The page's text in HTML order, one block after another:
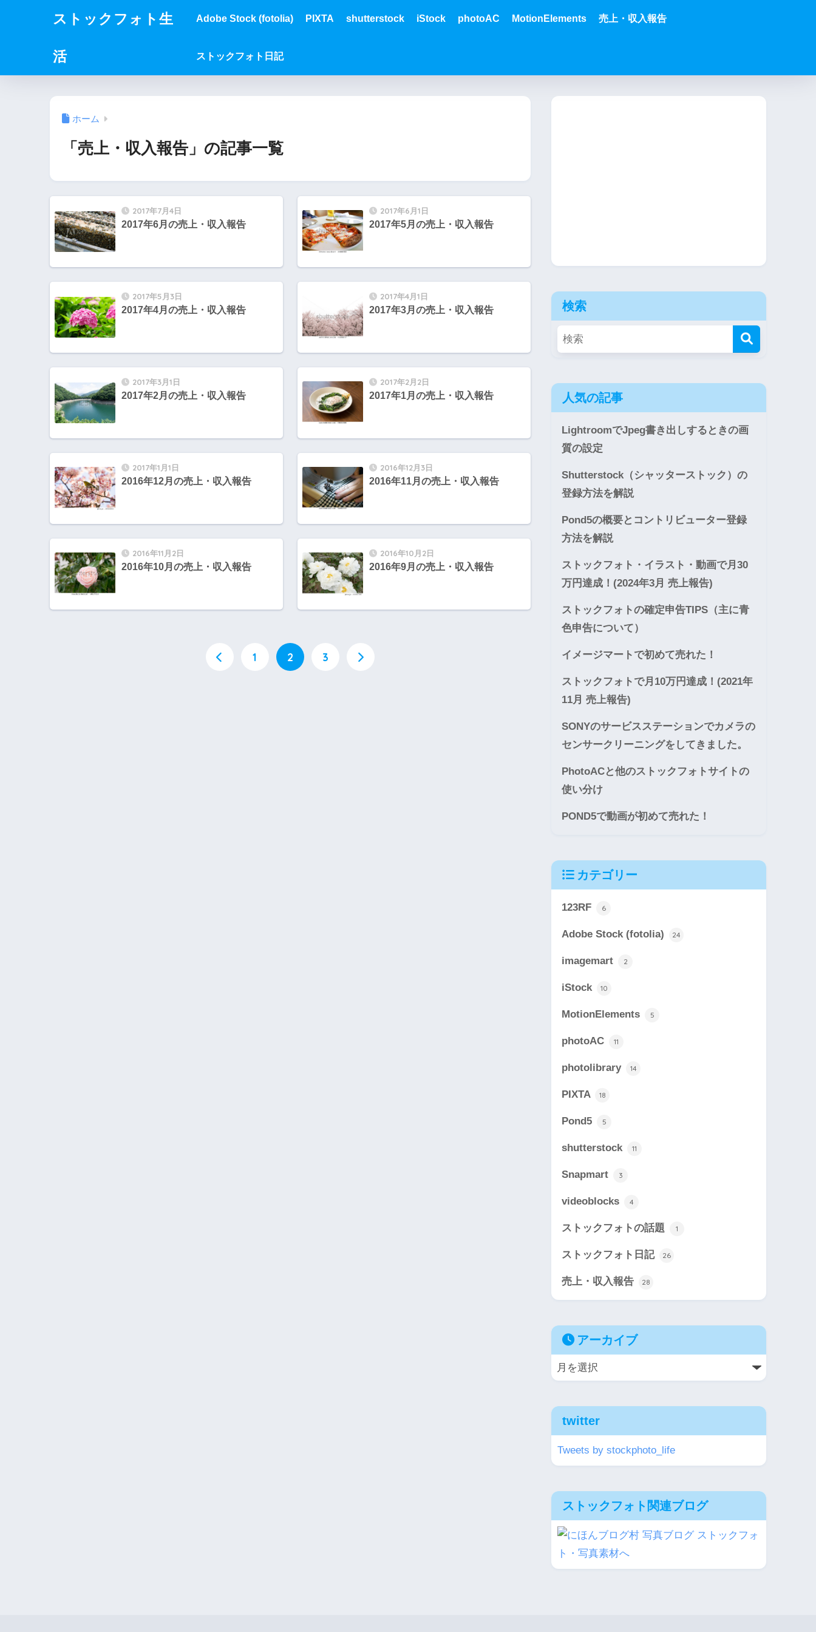
ストックフォト生
活
Adobe Stock (fotolia) PIXTA shutterstock iStock photoAC MotionElements 売上・収入報告
ストックフォト日記
ホーム
「売上・収入報告」の記事一覧
2017年7月4日
2017年6月の売上・収入報告
2017年6月1日
2017年5月の売上・収入報告
2017年5月3日
2017年4月の売上・収入報告
2017年4月1日
2017年3月の売上・収入報告
2017年3月1日
2017年2月の売上・収入報告
2017年2月2日
2017年1月の売上・収入報告
2017年1月1日
2016年12月の売上・収入報告
2016年12月3日
2016年11月の売上・収入報告
2016年11月2日
2016年10月の売上・収入報告
2016年10月2日
2016年9月の売上・収入報告
1 2 3
検索
人気の記事
LightroomでJpeg書き出しするときの画
質の設定
Shutterstock（シャッターストック）の
登録方法を解説
Pond5の概要とコントリビューター登録
方法を解説
ストックフォト・イラスト・動画で月30
万円達成！(2024年3月 売上報告)
ストックフォトの確定申告TIPS（主に青
色申告について）
イメージマートで初めて売れた！
ストックフォトで月10万円達成！(2021年
11月 売上報告)
SONYのサービスステーションでカメラの
センサークリーニングをしてきました。
PhotoACと他のストックフォトサイトの
使い分け
POND5で動画が初めて売れた！
カテゴリー
123RF 6
Adobe Stock (fotolia) 24
imagemart 2
iStock 10
MotionElements 5
photoAC 11
photolibrary 14
PIXTA 18
Pond5 5
shutterstock 11
Snapmart 3
videoblocks 4
ストックフォトの話題 1
ストックフォト日記 26
売上・収入報告 28
アーカイブ
twitter
Tweets by stockphoto_life
ストックフォト関連ブログ